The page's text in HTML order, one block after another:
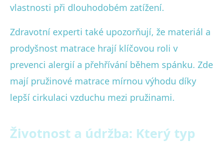
vlastnosti při dlouhodobém zatížení.
Zdravotní experti také upozorňují, že materiál a
prodyšnost matrace hrají klíčovou roli v
prevenci alergií a přehřívání během spánku. Zde
mají pružinové matrace mírnou výhodu díky
lepší cirkulaci vzduchu mezi pružinami.
Životnost a údržba: Který typ